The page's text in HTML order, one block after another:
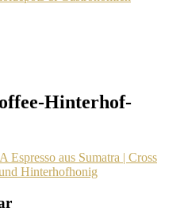
Hinterhof-